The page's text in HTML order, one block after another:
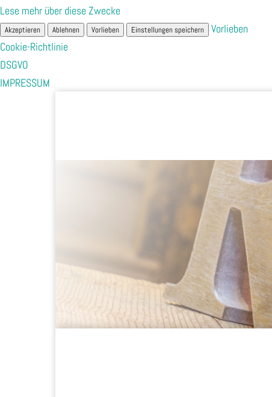
Lese mehr über diese Zwecke
Akzeptieren Ablehnen Vorlieben Einstellungen speichern
Vorlieben
Cookie-Richtlinie
DSGVO
IMPRESSUM